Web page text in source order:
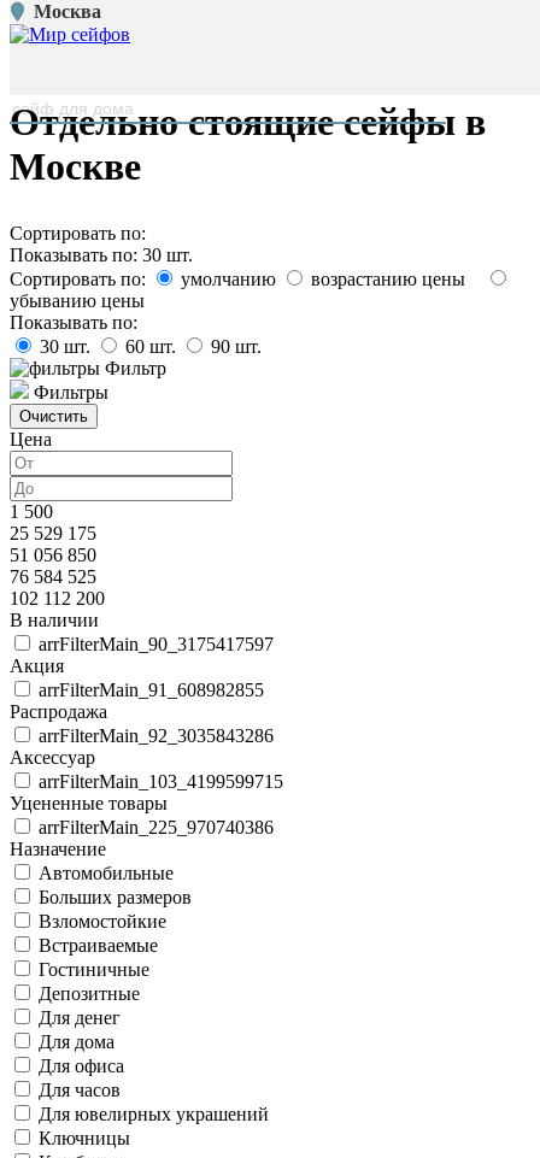
Москва
Главная страница
Каталог
Отдельно стоящие сейфы в
Москве
Сортировать по:
Показывать по: 30 шт.
Сортировать по:
умолчанию
возрастанию цены
убыванию цены
Показывать по:
30 шт. 60 шт. 90 шт.
Фильтр
Фильтры
Цена
1 500
25 529 175
51 056 850
76 584 525
102 112 200
В наличии
arrFilterMain_90_3175417597
Акция
arrFilterMain_91_608982855
Распродажа
arrFilterMain_92_3035843286
Аксессуар
arrFilterMain_103_4199599715
Уцененные товары
arrFilterMain_225_970740386
Назначение
Автомобильные
Больших размеров
Взломостойкие
Встраиваемые
Гостиничные
Депозитные
Для денег
Для дома
Для офиса
Для часов
Для ювелирных украшений
Ключницы